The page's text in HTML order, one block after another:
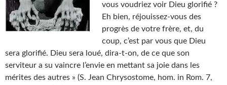
vous voudriez voir Dieu glorifié ?
Eh bien, réjouissez-vous des
progrès de votre frère, et, du
coup, c’est par vous que Dieu
sera glorifié. Dieu sera loué, dira-t-on, de ce que son
serviteur a su vaincre l’envie en mettant sa joie dans les
mérites des autres » (S. Jean Chrysostome, hom. in Rom. 7,